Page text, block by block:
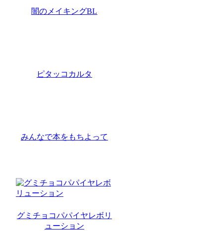
闇のメイキングBL
ピタッコカルタ
みんなで本をもちよって
グミチョコパパイヤレボリ
ューション